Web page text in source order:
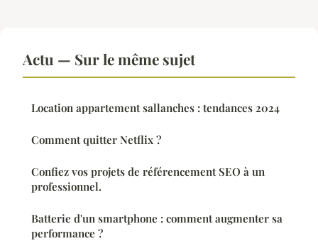
Actu — Sur le même sujet
Location appartement sallanches : tendances 2024
Comment quitter Netflix ?
Confiez vos projets de référencement SEO à un
professionnel.
Batterie d'un smartphone : comment augmenter sa
performance ?